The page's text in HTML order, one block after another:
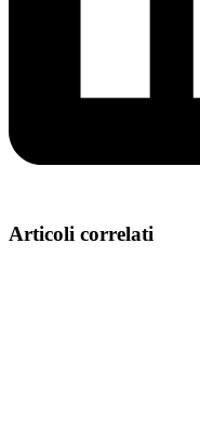
Articoli correlati